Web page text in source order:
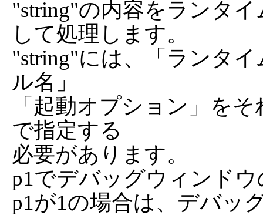
"string"の内容をランタ
して処理します。
"string"には、「ランタ
ル名」
「起動オプション」を
で指定する
必要があります。
p1でデバッグウィンドウ
p1が1の場合は、デバッ